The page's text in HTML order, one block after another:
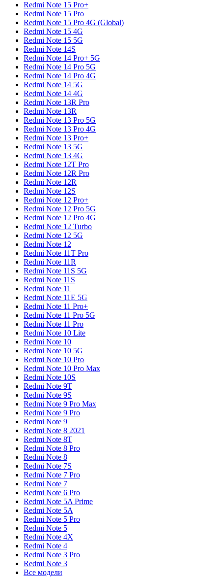
Redmi Note 15 Pro+
Redmi Note 15 Pro
Redmi Note 15 Pro 4G (Global)
Redmi Note 15 4G
Redmi Note 15 5G
Redmi Note 14S
Redmi Note 14 Pro+ 5G
Redmi Note 14 Pro 5G
Redmi Note 14 Pro 4G
Redmi Note 14 5G
Redmi Note 14 4G
Redmi Note 13R Pro
Redmi Note 13R
Redmi Note 13 Pro 5G
Redmi Note 13 Pro 4G
Redmi Note 13 Pro+
Redmi Note 13 5G
Redmi Note 13 4G
Redmi Note 12T Pro
Redmi Note 12R Pro
Redmi Note 12R
Redmi Note 12S
Redmi Note 12 Pro+
Redmi Note 12 Pro 5G
Redmi Note 12 Pro 4G
Redmi Note 12 Turbo
Redmi Note 12 5G
Redmi Note 12
Redmi Note 11T Pro
Redmi Note 11R
Redmi Note 11S 5G
Redmi Note 11S
Redmi Note 11
Redmi Note 11E 5G
Redmi Note 11 Pro+
Redmi Note 11 Pro 5G
Redmi Note 11 Pro
Redmi Note 10 Lite
Redmi Note 10
Redmi Note 10 5G
Redmi Note 10 Pro
Redmi Note 10 Pro Max
Redmi Note 10S
Redmi Note 9T
Redmi Note 9S
Redmi Note 9 Pro Max
Redmi Note 9 Pro
Redmi Note 9
Redmi Note 8 2021
Redmi Note 8T
Redmi Note 8 Pro
Redmi Note 8
Redmi Note 7S
Redmi Note 7 Pro
Redmi Note 7
Redmi Note 6 Pro
Redmi Note 5A Prime
Redmi Note 5A
Redmi Note 5 Pro
Redmi Note 5
Redmi Note 4X
Redmi Note 4
Redmi Note 3 Pro
Redmi Note 3
Все модели